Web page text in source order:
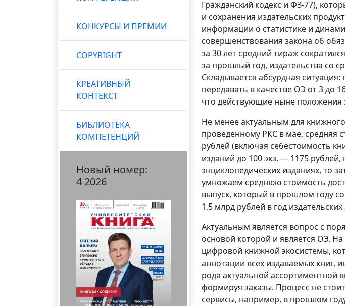
КОНКУРСЫ И ПРЕМИИ
COPYRIGHT
КРЕАТИВНЫЙ
КОНТЕКСТ
БИБЛИОТЕКА
КОМПЕТЕНЦИЙ
Новый номер:
4 2026
Гражданский кодекс и ФЗ-77),
и сохранения издательских
информации о статистике и
совершенствования закона об
за 30 лет средний тираж
за прошлый год, издательства со
Складывается абсурдная
передавать в качестве ОЭ от 3 до
что действующие ныне положения
Не менее актуальным для
проведенному РКС в мае, средняя
рублей (включая себестоимость
изданий до 100 экз. — 1175
энциклопедических изданиях, то
умножаем среднюю стоимость
выпуск, который в прошлом году
1,5 млрд рублей в год
Актуальным является вопрос с
основой которой и является ОЭ.
цифровой книжной экосистемы,
аннотации всех издаваемых книг,
рода актуальной ассортиментной
формируя заказы. Процесс не
сервисы, например, в прошлом